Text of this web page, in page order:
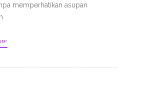
memperhatikan asupan